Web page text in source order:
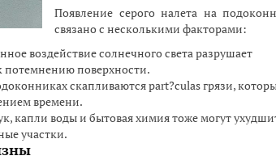
Появление серого налета на
связано с несколькими факторами:
воздействие солнечного света разрушает
потемнению поверхности.
скапливаются part?culas грязи,
времени.
капли воды и бытовая химия тоже могут
участки.